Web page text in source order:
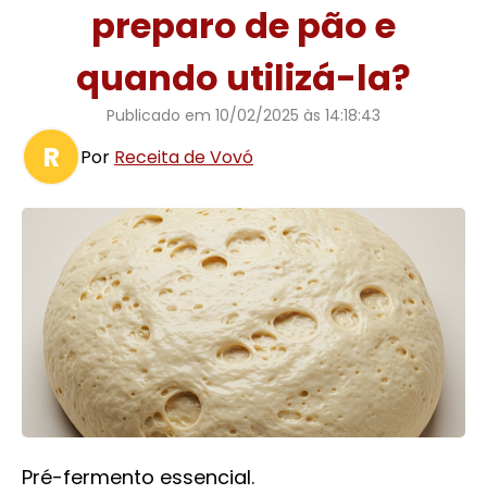
preparo de pão e
quando utilizá-la?
Publicado em 10/02/2025 às 14:18:43
R Por Receita de Vovó
Pré-fermento essencial.